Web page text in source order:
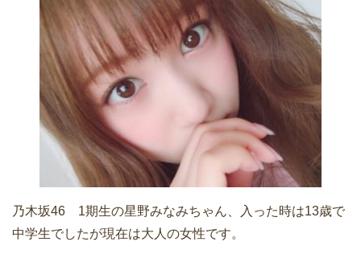
乃木坂46 1期生の星野みなみちゃん、入った時は13歳で
中学生でしたが現在は大人の女性です。